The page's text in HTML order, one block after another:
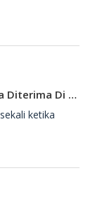
Surat Singkat Untukmu Yang Belum Juga Diterima Di Perguruan Tinggi
ketika